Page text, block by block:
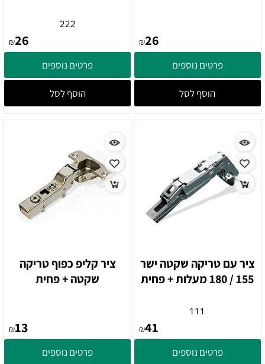
₪26
פרטים נוספים
הוסף לסל
222
₪26
פרטים נוספים
הוסף לסל
ציר עם טריקה שקטה ישר
155 / 180 מעלות + פחית
111
₪41
פרטים נוספים
ציר קליפ כפוף טריקה
שקטה + פחית
₪13
פרטים נוספים